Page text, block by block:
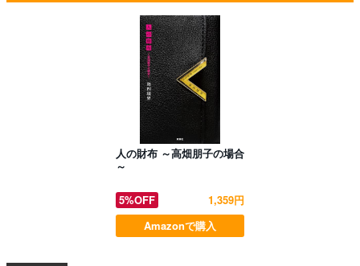
人の財布 ～高畑朋子の場合
～
5%OFF
1,359円
Amazonで購入